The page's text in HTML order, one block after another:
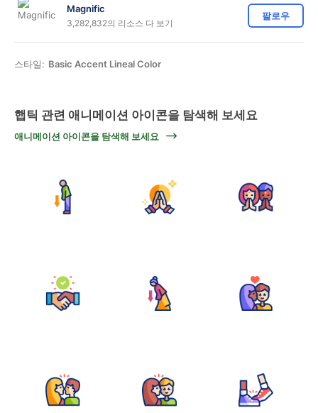
Magnific
3,282,832의 리소스 다 보기
팔로우
스타일: Basic Accent Lineal Color
햅틱 관련 애니메이션 아이콘을 탐색해 보세요
애니메이션 아이콘을 탐색해 보세요